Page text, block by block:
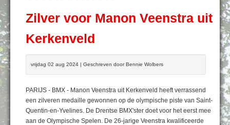
Zilver voor Manon Veenstra uit
Kerkenveld
vrijdag 02 aug 2024 | Geschreven door Bennie Wolbers
PARIJS - BMX - Manon Veenstra uit Kerkenveld heeft verrassend
een zilveren medaille gewonnen op de olympische piste van Saint-
Quentin-en-Yvelines. De Drentse BMX'ster doet voor het eerst mee
aan de Olympische Spelen. De 26-jarige Veenstra kwalificeerde